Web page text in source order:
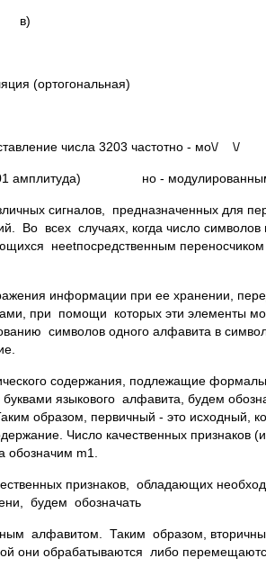
в)
числа 3203 частотно - мо\/ \/
амплитудa) но -
сигналов, предназначенных для
Во всех случаях, когда число
нееtпосредственным
информации при ее хранении,
при помощи которых эти элементы
символов одного алфавита в
содержания, подлежащие
языкового алфавита, будем
образом, первичный - это исходный,
Число качественных
обозначим m1.
признаков, обладающих
будем обозначать
алфавитом. Таким образом,
они обрабатываются либо